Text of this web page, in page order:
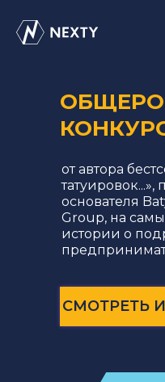
от автора
основателя
Group, на
истории о
СМОТРЕТЬ